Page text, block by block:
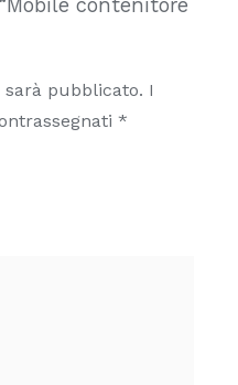
contenitore
pubblicato. I
*